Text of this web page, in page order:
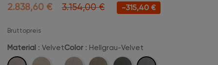
2.838,60 € 3.154,00 € -315,40 €
Bruttopreis
Material : Velvet
Velvet
Color : Hellgrau-Velvet
Hellgrau-